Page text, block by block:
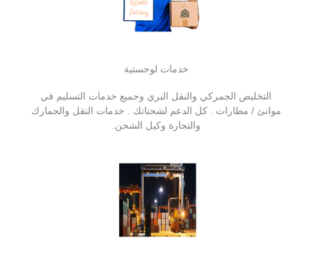
خدمات لوجستية
التخليص الجمركي والنقل البري وجميع خدمات التسليم في
موانئ / مطارات . كل الدعم لشحناتك . خدمات النقل والجمارك
والتجارة وكيل الشحن.